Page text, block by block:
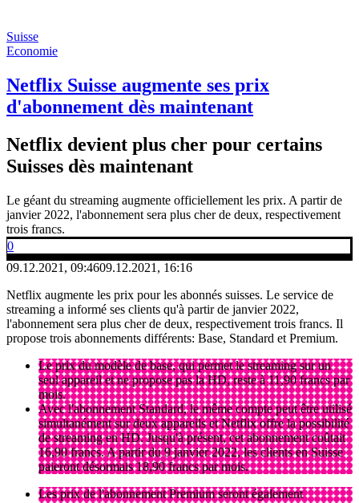
Suisse
Economie
Netflix Suisse augmente ses prix
d'abonnement dès maintenant
Netflix devient plus cher pour certains
Suisses dès maintenant
Le géant du streaming augmente officiellement les prix. A partir de
janvier 2022, l'abonnement sera plus cher de deux, respectivement
trois francs.
0
09.12.2021, 09:4609.12.2021, 16:16
Netflix augmente les prix pour les abonnés suisses. Le service de
streaming a informé ses clients qu'à partir de janvier 2022,
l'abonnement sera plus cher de deux, respectivement trois francs. Il
propose trois abonnements différents: Base, Standard et Premium.
Le prix du modèle de base, qui permet le streaming sur un
seul appareil et ne propose pas la HD, reste à 11,90 francs par
mois.
Avec l'abonnement Standard, le même compte peut être utilisé
simultanément sur deux appareils et Netflix offre la possibilité
de streaming en HD. Jusqu'à présent, cet abonnement coûtait
16,90 francs. A partir du 9 janvier 2022, les clients en Suisse
paieront désormais 18,90 francs par mois.
Les prix de l'abonnement Premium seront également